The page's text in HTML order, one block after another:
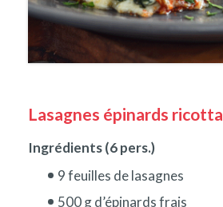
Lasagnes épinards ricotta
Ingrédients (6 pers.)
9 feuilles de lasagnes
500 g d’épinards frais